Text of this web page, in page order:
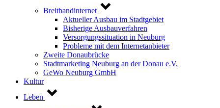
Breitbandinternet
Aktueller Ausbau im Stadtgebiet
Bisherige Ausbauverfahren
Versorgungssituation in Neuburg
Probleme mit dem Internetanbieter
Zweite Donaubrücke
Stadtmarketing Neuburg an der Donau e.V.
GeWo Neuburg GmbH
Kultur
Leben